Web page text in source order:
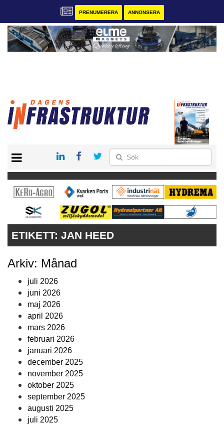
PRENUMERERA ANNONSERA
KONTAKT
VÅRA ANDRA MAGASIN
PRENUMERERA
ANNONSERA
ETIKETT: JAN HEED
Arkiv: Månad
juli 2026
juni 2026
maj 2026
april 2026
mars 2026
februari 2026
januari 2026
december 2025
november 2025
oktober 2025
september 2025
augusti 2025
juli 2025